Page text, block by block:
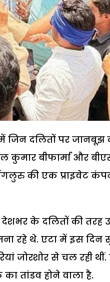
जिन दलितों पर जानबूझ
बीफार्मा और
की एक प्राइवेट
के दलितों की तरह
रहे थे. एटा में इस दिन
जोरशोर से चल रही
तांडव होने वाला है.